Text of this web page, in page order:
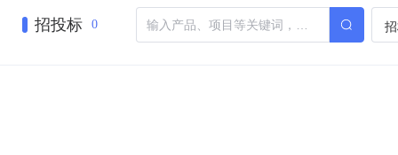
招投标 0